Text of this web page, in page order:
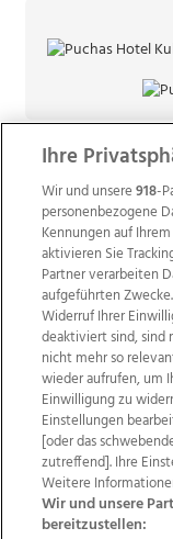
Wir über uns
Datenschutz
AGB Website
Ihre
Wir und unsere918-
personenbezogene
Kennungen auf
aktivieren Sie
Partner verarbeiten
aufgeführten
Widerruf Ihrer
deaktiviert sind, sind
nicht mehr so
wieder aufrufen, um
Einwilligung zu
Einstellungen
[oder das
zutreffend]. Ihre
Weitere
Wir und unsere
bereitzustellen: